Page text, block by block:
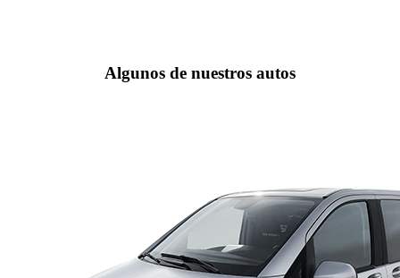
Algunos de nuestros autos